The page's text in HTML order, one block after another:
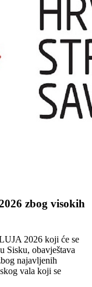
zbog visokih
2026 koji će se
Sisku, obavještava
najavljenih
vala koji se